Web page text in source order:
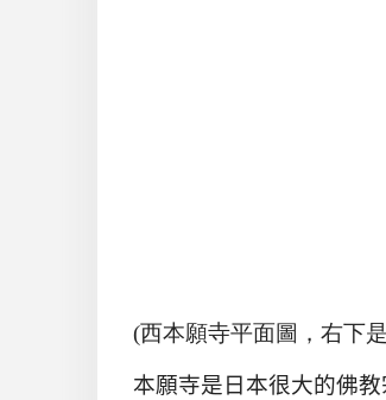
(西本願寺平面圖，右下
本願寺是日本很大的佛